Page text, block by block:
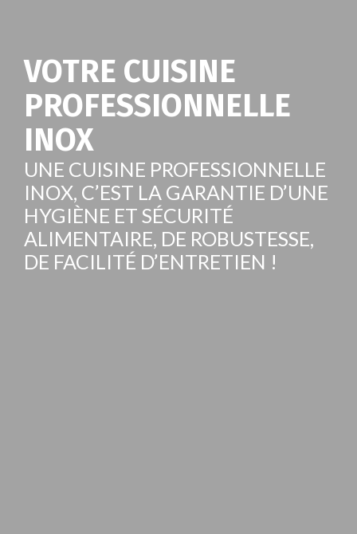
VOTRE CUISINE
PROFESSIONNELLE
INOX
UNE CUISINE PROFESSIONNELLE
INOX, C’EST LA GARANTIE D’UNE
HYGIÈNE ET SÉCURITÉ
ALIMENTAIRE, DE ROBUSTESSE,
DE FACILITÉ D’ENTRETIEN !